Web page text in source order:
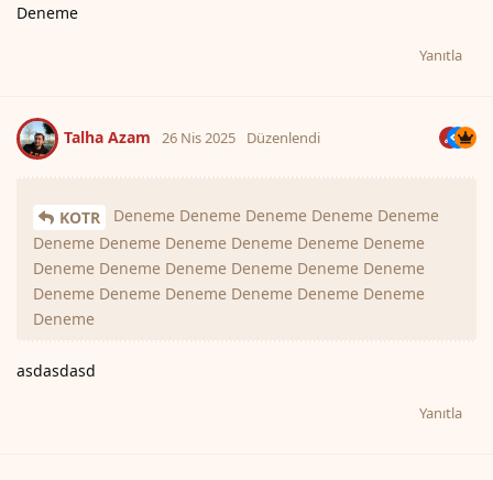
Deneme
Yanıtla
Talha Azam 26 Nis 2025 Düzenlendi
KOTR
Deneme Deneme Deneme Deneme Deneme
Deneme Deneme Deneme Deneme Deneme Deneme
Deneme Deneme Deneme Deneme Deneme Deneme
Deneme Deneme Deneme Deneme Deneme Deneme
Deneme
asdasdasd
Yanıtla